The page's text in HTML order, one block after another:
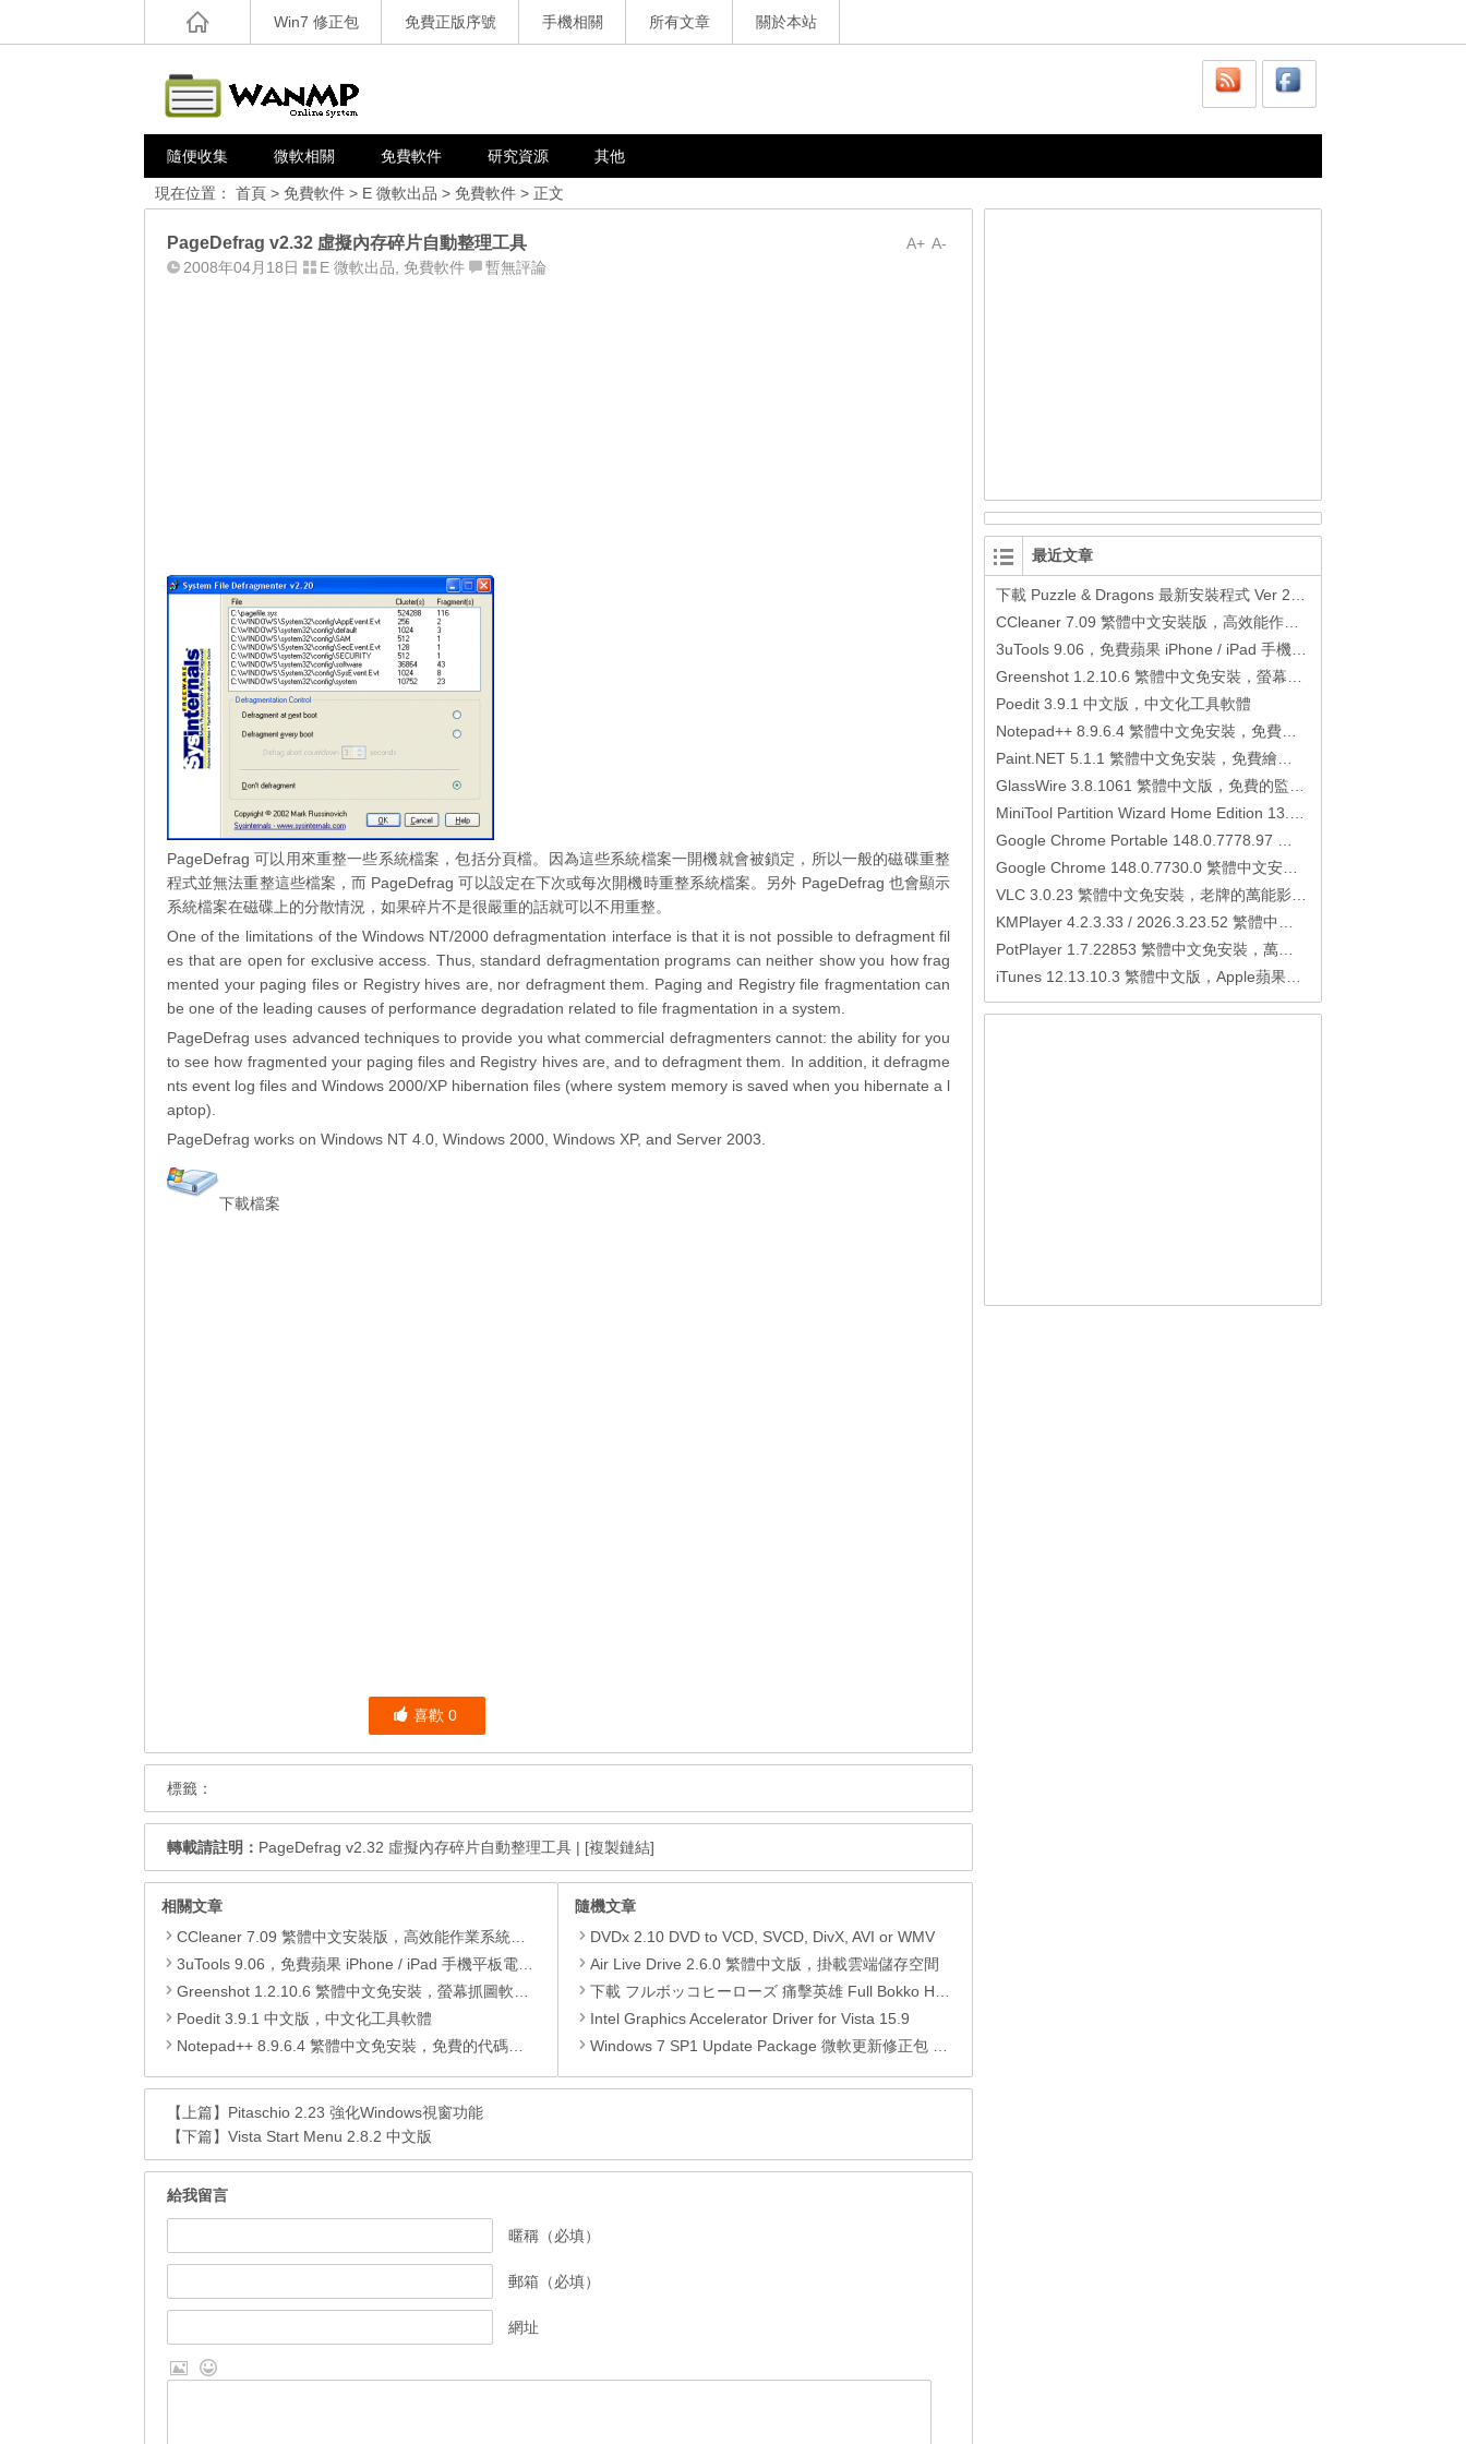
Win7 修正包 免費正版序號 手機相關 所有文章 關於本站
隨便收集 微軟相關 免費軟件 研究資源 其他
現在位置： 首頁 > 免費軟件 > E 微軟出品 > 免費軟件 > 正文
A-
A+
PageDefrag v2.32 虛擬內存碎片自動整理工具
2008年04月18日 E 微軟出品 免費軟件 暫無評論
PageDefrag 可以用來重整一些系統檔案，包括分頁檔。因為這些系統檔案一開機就會被鎖定，所以一般的磁碟重整
程式並無法重整這些檔案，而 PageDefrag 可以設定在下次或每次開機時重整系統檔案。另外 PageDefrag 也會顯示
系統檔案在磁碟上的分散情況，如果碎片不是很嚴重的話就可以不用重整。
One of the limitations of the Windows NT/2000 defragmentation interface is that it is not possible to defragment fil
es that are open for exclusive access. Thus, standard defragmentation programs can neither show you how frag
mented your paging files or Registry hives are, nor defragment them. Paging and Registry file fragmentation can
be one of the leading causes of performance degradation related to file fragmentation in a system.
PageDefrag uses advanced techniques to provide you what commercial defragmenters cannot: the ability for you
to see how fragmented your paging files and Registry hives are, and to defragment them. In addition, it defragme
nts event log files and Windows 2000/XP hibernation files (where system memory is saved when you hibernate a l
aptop).
PageDefrag works on Windows NT 4.0, Windows 2000, Windows XP, and Server 2003.
下載檔案
喜歡 0
標籤：
轉載請註明： PageDefrag v2.32 虛擬內存碎片自動整理工具 | [複製鏈結]
相關文章
CCleaner 7.09 繁體中文安裝版，高效能作業系統清理軟體
3uTools 9.06，免費蘋果 iPhone / iPad 手機平板電腦管理備份還原軟體
Greenshot 1.2.10.6 繁體中文免安裝，螢幕抓圖軟體，1.3.315 安裝版
Poedit 3.9.1 中文版，中文化工具軟體
Notepad++ 8.9.6.4 繁體中文免安裝，免費的代碼編輯器
隨機文章
DVDx 2.10 DVD to VCD, SVCD, DivX, AVI or WMV
Air Live Drive 2.6.0 繁體中文版，掛載雲端儲存空間
下載 フルボッコヒーローズ 痛擊英雄 Full Bokko Heros jp.co.drecom.drif APK
Intel Graphics Accelerator Driver for Vista 15.9
Windows 7 SP1 Update Package 微軟更新修正包 (2014.10月份)
【上篇】 Pitaschio 2.23 強化Windows視窗功能
【下篇】 Vista Start Menu 2.8.2 中文版
給我留言
暱稱（必填）
郵箱（必填）
網址
最近文章
Poedit 3.9.1 中文版，中文化工具軟體